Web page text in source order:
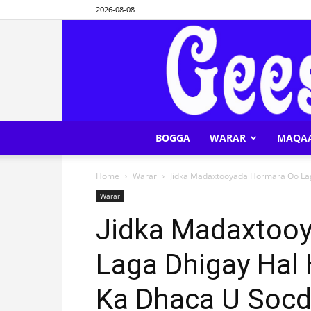
2026-08-08
BOGGA WARAR
Home Warar Jidka Madaxtooyada Hormara Oo
Warar
Jidka
Laga Dhigay Hal
Ka Dhaca U